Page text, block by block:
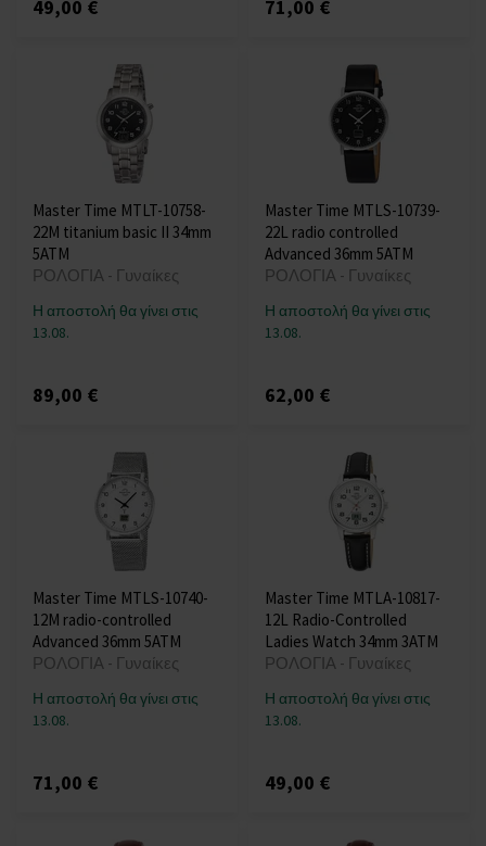
49,00 € 71,00 €
Master Time MTLT-10758-
22M titanium basic II 34mm
5ATM
ΡΟΛΟΓΙΑ - Γυναίκες
Η αποστολή θα γίνει στις
13.08.
89,00 €
Master Time MTLS-10739-
22L radio controlled
Advanced 36mm 5ATM
ΡΟΛΟΓΙΑ - Γυναίκες
Η αποστολή θα γίνει στις
13.08.
62,00 €
Master Time MTLS-10740-
12M radio-controlled
Advanced 36mm 5ATM
ΡΟΛΟΓΙΑ - Γυναίκες
Η αποστολή θα γίνει στις
13.08.
71,00 €
Master Time MTLA-10817-
12L Radio-Controlled
Ladies Watch 34mm 3ATM
ΡΟΛΟΓΙΑ - Γυναίκες
Η αποστολή θα γίνει στις
13.08.
49,00 €